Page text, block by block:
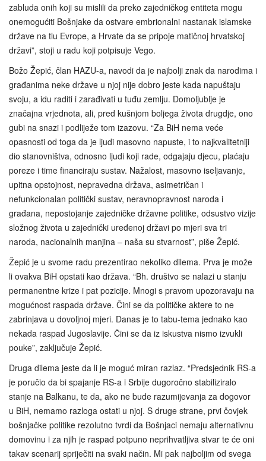
zabluda onih koji su mislili da preko zajedničkog entiteta mogu
onemogućiti Bošnjake da ostvare embrionalni nastanak islamske
države na tlu Evrope, a Hrvate da se pripoje matičnoj hrvatskoj
državi”, stoji u radu koji potpisuje Vego.
Božo Žepić, član HAZU‑a, navodi da je najbolji znak da narodima i
građanima neke države u njoj nije dobro jeste kada napuštaju
svoju, a idu raditi i zarađivati u tuđu zemlju. Domoljublje je
značajna vrjednota, ali, pred kušnjom boljega života drugdje, ono
gubi na snazi i podliježe tom izazovu. “Za BiH nema veće
opasnosti od toga da je ljudi masovno napuste, i to najkvalitetniji
dio stanovništva, odnosno ljudi koji rade, odgajaju djecu, plaćaju
poreze i time financiraju sustav. Nažalost, masovno iseljavanje,
upitna opstojnost, nepravedna država, asimetričan i
nefunkcionalan politički sustav, neravnopravnost naroda i
građana, nepostojanje zajedničke državne politike, odsustvo vizije
složnog života u zajednički uređenoj državi po mjeri sva tri
naroda, nacionalnih manjina – naša su stvarnost”, piše Žepić.
Žepić je u svome radu prezentirao nekoliko dilema. Prva je može
li ovakva BiH opstati kao država. “Bh. društvo se nalazi u stanju
permanentne krize i pat pozicije. Mnogi s pravom upozoravaju na
mogućnost raspada države. Čini se da političke aktere to ne
zabrinjava u dovoljnoj mjeri. Danas je to tabu-tema jednako kao
nekada raspad Jugoslavije. Čini se da iz iskustva nismo izvukli
pouke”, zaključuje Žepić.
Druga dilema jeste da li je moguć miran razlaz. “Predsjednik RS-a
je poručio da bi spajanje RS-a i Srbije dugoročno stabiliziralo
stanje na Balkanu, te da, ako ne bude razumijevanja za dogovor
u BiH, nemamo razloga ostati u njoj. S druge strane, prvi čovjek
bošnjačke politike rezolutno tvrdi da Bošnjaci nemaju alternativnu
domovinu i za njih je raspad potpuno neprihvatljiva stvar te će oni
takav scenarij spriječiti na svaki način. Mi pak najboljim od svega